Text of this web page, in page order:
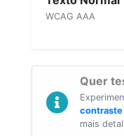
WCAG AAA
Quer
contraste
mais